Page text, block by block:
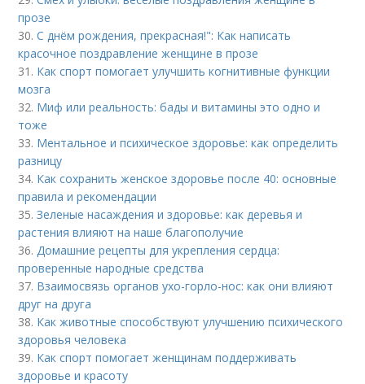
прозе
30.С днём рождения, прекрасная!": Как написать
красочное поздравление женщине в прозе
31. Как спорт помогает улучшить когнитивные функции
мозга
32. Миф или реальность: бады и витамины это одно и
тоже
33. Ментальное и психическое здоровье: как определить
разницу
34. Как сохранить женское здоровье после 40: основные
правила и рекомендации
35.Зеленые насаждения и здоровье: как деревья и
растения влияют на наше благополучие
36.Домашние рецепты для укрепления сердца:
проверенные народные средства
37. Взаимосвязь органов ухо-горло-нос: как они влияют
друг на друга
38. Как животные способствуют улучшению психического
здоровья человека
39. Как спорт помогает женщинам поддерживать
здоровье и красоту